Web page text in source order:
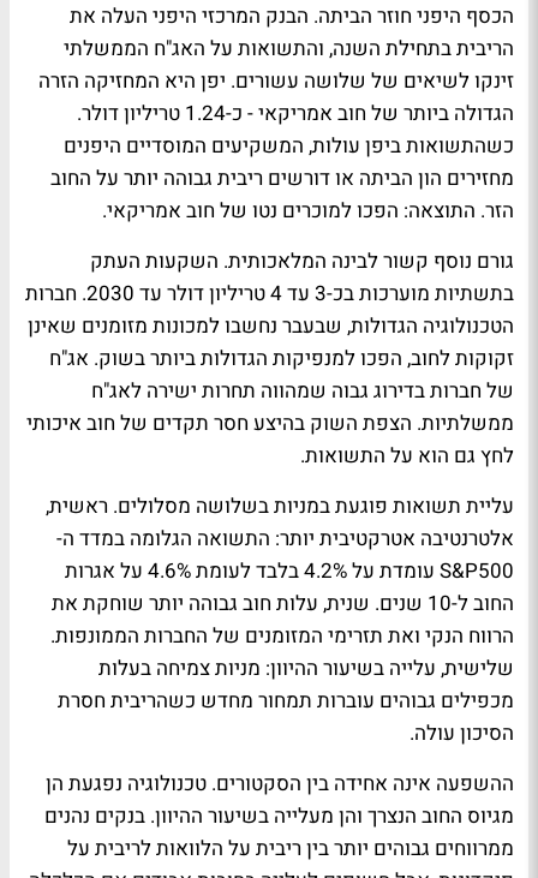
הכסף היפני חוזר הביתה. הבנק המרכזי היפני העלה את
הריבית בתחילת השנה, והתשואות על האג"ח הממשלתי
זינקו לשיאים של שלושה עשורים. יפן היא המחזיקה הזרה
הגדולה ביותר של חוב אמריקאי - כ-1.24 טריליון דולר.
כשהתשואות ביפן עולות, המשקיעים המוסדיים היפנים
מחזירים הון הביתה או דורשים ריבית גבוהה יותר על החוב
הזר. התוצאה: הפכו למוכרים נטו של חוב אמריקאי.
גורם נוסף קשור לבינה המלאכותית. השקעות העתק
בתשתיות מוערכות בכ-3 עד 4 טריליון דולר עד 2030. חברות
הטכנולוגיה הגדולות, שבעבר נחשבו למכונות מזומנים שאינן
זקוקות לחוב, הפכו למנפיקות הגדולות ביותר בשוק. אג"ח
של חברות בדירוג גבוה שמהווה תחרות ישירה לאג"ח
ממשלתיות. הצפת השוק בהיצע חסר תקדים של חוב איכותי
לחץ גם הוא על התשואות.
עליית תשואות פוגעת במניות בשלושה מסלולים. ראשית,
אלטרנטיבה אטרקטיבית יותר: התשואה הגלומה במדד ה-
S&P500 עומדת על 4.2% בלבד לעומת 4.6% על אגרות
החוב ל-10 שנים. שנית, עלות חוב גבוהה יותר שוחקת את
הרווח הנקי ואת תזרימי המזומנים של החברות הממונפות.
שלישית, עלייה בשיעור ההיוון: מניות צמיחה בעלות
מכפילים גבוהים עוברות תמחור מחדש כשהריבית חסרת
הסיכון עולה.
ההשפעה אינה אחידה בין הסקטורים. טכנולוגיה נפגעת הן
מגיוס החוב הנצרך והן מעלייה בשיעור ההיוון. בנקים נהנים
ממרווחים גבוהים יותר בין ריבית על הלוואות לריבית על